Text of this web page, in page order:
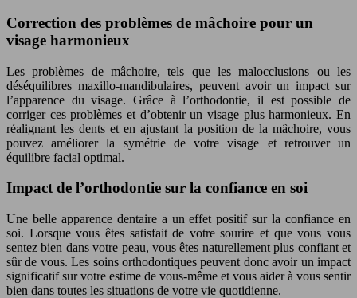
Correction des problèmes de mâchoire pour un
visage harmonieux
Les problèmes de mâchoire, tels que les malocclusions ou les
déséquilibres maxillo-mandibulaires, peuvent avoir un impact sur
l’apparence du visage. Grâce à l’orthodontie, il est possible de
corriger ces problèmes et d’obtenir un visage plus harmonieux. En
réalignant les dents et en ajustant la position de la mâchoire, vous
pouvez améliorer la symétrie de votre visage et retrouver un
équilibre facial optimal.
Impact de l’orthodontie sur la confiance en soi
Une belle apparence dentaire a un effet positif sur la confiance en
soi. Lorsque vous êtes satisfait de votre sourire et que vous vous
sentez bien dans votre peau, vous êtes naturellement plus confiant et
sûr de vous. Les soins orthodontiques peuvent donc avoir un impact
significatif sur votre estime de vous-même et vous aider à vous sentir
bien dans toutes les situations de votre vie quotidienne.